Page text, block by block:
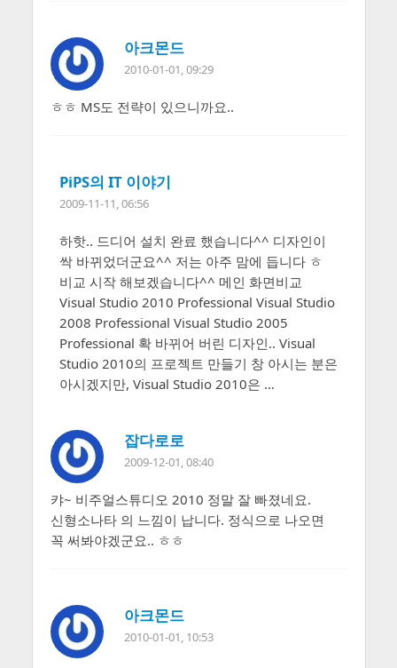
아크몬드
2010-01-01, 09:29
ㅎㅎ MS도 전략이 있으니까요..
PiPS의 IT 이야기
2009-11-11, 06:56
하핫.. 드디어 설치 완료 했습니다^^ 디자인이
싹 바뀌었더군요^^ 저는 아주 맘에 듭니다 ㅎ
비교 시작 해보겠습니다^^ 메인 화면비교
Visual Studio 2010 Professional Visual Studio
2008 Professional Visual Studio 2005
Professional 확 바뀌어 버린 디자인.. Visual
Studio 2010의 프로젝트 만들기 창 아시는 분은
아시겠지만, Visual Studio 2010은 …
잡다로로
2009-12-01, 08:40
캬~ 비주얼스튜디오 2010 정말 잘 빠졌네요.
신형소나타 의 느낌이 납니다. 정식으로 나오면
꼭 써봐야겠군요.. ㅎㅎ
아크몬드
2010-01-01, 10:53